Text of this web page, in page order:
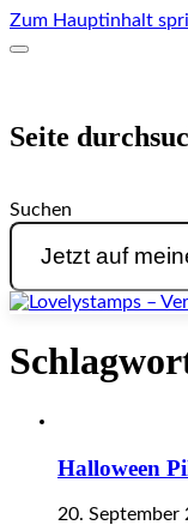
Zum Hauptinhalt
Seite
Suchen
Halloween
20. September